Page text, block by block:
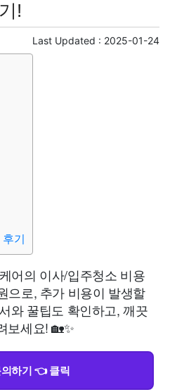
!
Last Updated : 2025-01-24
기
어의 이사/입주청소 비용
으로, 추가 비용이 발생할
와 꿀팁도 확인하고, 깨끗
보세요! 🏡✨
하기 👈 클릭